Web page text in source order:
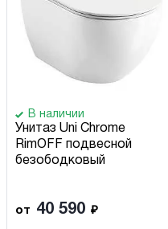
В наличии
Унитаз Uni Chrome
RimOFF подвесной
безободковый
от 40 590 ₽